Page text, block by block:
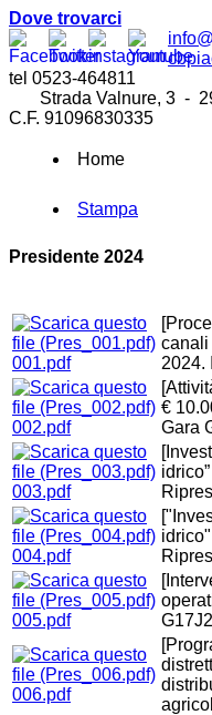
Dove trovarci
tel 0523-464811
Strada Valnure, 3 -
C.F. 91096830335
Home
Stampa
Presidente 2024
001.pdf
canali
2024.
002.pdf
€
Gara
003.pdf
004.pdf
005.pdf
006.pdf